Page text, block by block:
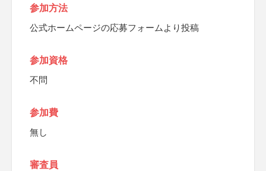
参加方法
公式ホームページの応募フォームより投稿
参加資格
不問
参加費
無し
審査員